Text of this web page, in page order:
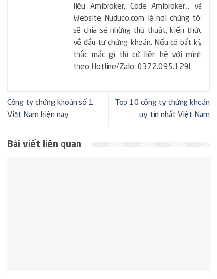
liệu Amibroker, Code Amibroker... và
Website Nududo.com là nơi chúng tôi
sẽ chia sẻ những thủ thuật, kiến thức
về đầu tư chứng khoán. Nếu có bất kỳ
thắc mắc gì thì cứ liên hệ với mình
theo Hotline/Zalo: 0372.095.129!
Công ty chứng khoán số 1
Việt Nam hiện nay
Top 10 công ty chứng khoán
uy tín nhất Việt Nam
Bài viết liên quan